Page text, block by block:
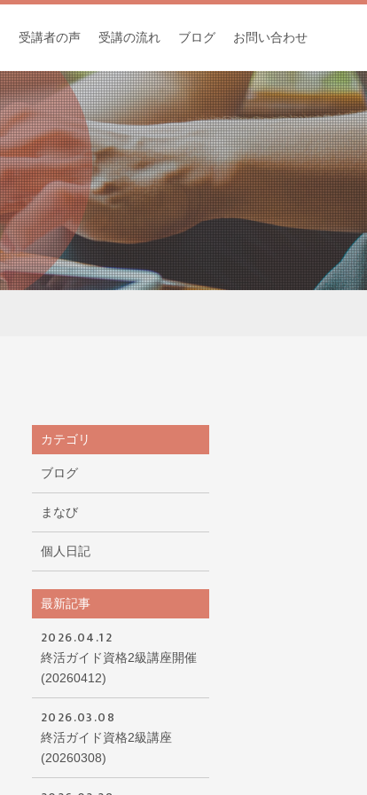
受講者の声 受講の流れ ブログ お問い合わせ
カテゴリ
ブログ
まなび
個人日記
最新記事
2026.04.12
終活ガイド資格2級講座開催
(20260412)
2026.03.08
終活ガイド資格2級講座
(20260308)